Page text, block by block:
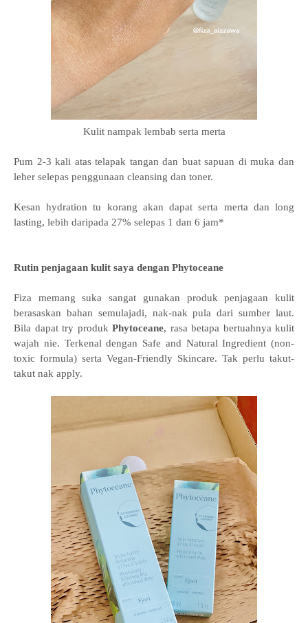
Kulit nampak lembab serta merta
Pum 2-3 kali atas telapak tangan dan buat sapuan di muka dan
leher selepas penggunaan cleansing dan toner.
Kesan hydration tu korang akan dapat serta merta dan long
lasting, lebih daripada 27% selepas 1 dan 6 jam*
Rutin penjagaan kulit saya dengan Phytoceane
Fiza memang suka sangat gunakan produk penjagaan kulit
berasaskan bahan semulajadi, nak-nak pula dari sumber laut.
Bila dapat try produk Phytoceane, rasa betapa bertuahnya kulit
wajah nie. Terkenal dengan Safe and Natural Ingredient (non-
toxic formula) serta Vegan-Friendly Skincare. Tak perlu takut-
takut nak apply.